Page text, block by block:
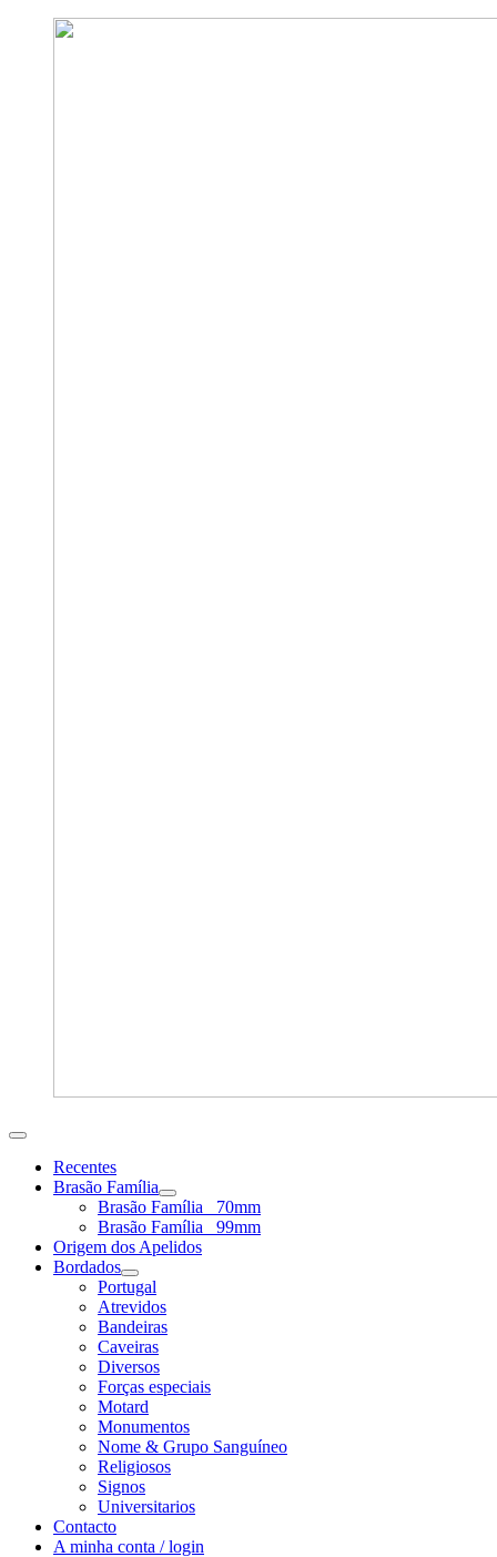
Recentes
Brasão Família
Brasão Família _70mm
Brasão Família _99mm
Origem dos Apelidos
Bordados
Portugal
Atrevidos
Bandeiras
Caveiras
Diversos
Forças especiais
Motard
Monumentos
Nome & Grupo Sanguíneo
Religiosos
Signos
Universitarios
Contacto
A minha conta / login